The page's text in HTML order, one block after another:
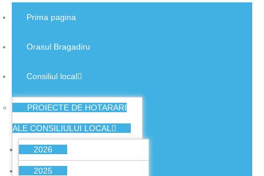
Prima pagina
Orasul Bragadiru
Consiliul local
PROIECTE DE HOTARARI
ALE CONSILIULUI LOCAL
2026
2025